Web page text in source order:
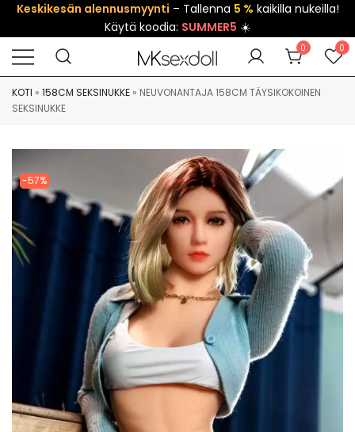
Keskikesän alennusmyynti – Tallenna 5 % kaikilla nukeilla!
Käytä koodia: SUMMER5 ☀️
0 0
KOTI » 158CM SEKSINUKKE » NEUVONANTAJA 158CM TÄYSIKOKOINEN
SEKSINUKKE
-57%